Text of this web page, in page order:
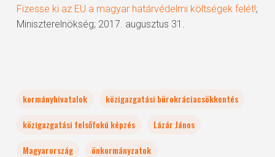
Fizesse ki az EU a magyar határvédelmi költségek felét!;
Miniszterelnökség; 2017. augusztus 31.
kormányhivatalok
közigazgatási bürokráciacsökkentés
közigazgatási felsőfokú képzés
Lázár János
Magyarország
önkormányzatok